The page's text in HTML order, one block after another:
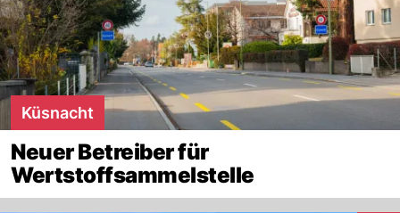
Küsnacht
Neuer Betreiber für
Wertstoffsammelstelle